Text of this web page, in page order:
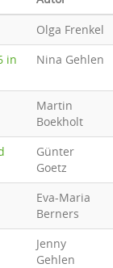
Olga Frenkel
in
Nina Gehlen
Martin
Boekholt
Günter
Goetz
Eva-Maria
Berners
Jenny
Gehlen